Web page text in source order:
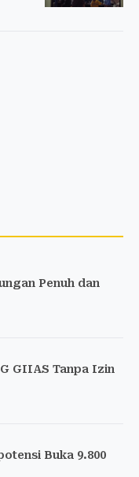
Penuh dan
GIIAS Tanpa Izin
Buka 9.800